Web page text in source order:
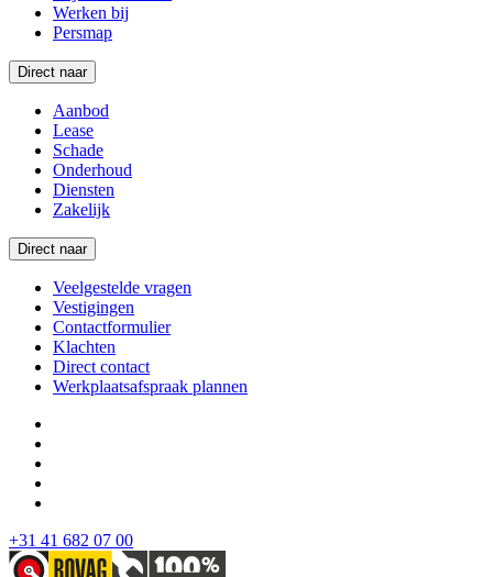
Werken bij
Persmap
Direct naar
Aanbod
Lease
Schade
Onderhoud
Diensten
Zakelijk
Direct naar
Veelgestelde vragen
Vestigingen
Contactformulier
Klachten
Direct contact
Werkplaatsafspraak plannen
+31 41 682 07 00